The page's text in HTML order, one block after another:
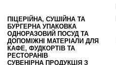
ПІЦЕРІЙНА, СУШІЙНА ТА
БУРГЕРНА УПАКОВКА
ОДНОРАЗОВИЙ ПОСУД ТА
ДОПОМІЖНІ МАТЕРІАЛИ ДЛЯ
КАФЕ, ФУДКОРТІВ ТА
РЕСТОРАНІВ
СУВЕНІРНА ПРОДУКЦІЯ З